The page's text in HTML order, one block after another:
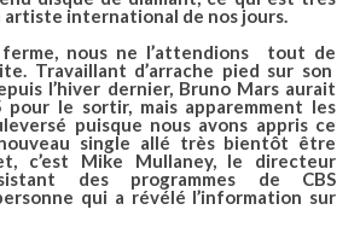
artiste international de nos jours.
nous ne l’attendions tout de
Travaillant d’arrache pied sur son
l’hiver dernier, Bruno Marsaurait
le sortir, mais apparemment les
puisque nous avons appris ce
single allé très bientôt être
c’est Mike Mullaney, le directeur
des programmes de CBS
qui a révélé l’information sur